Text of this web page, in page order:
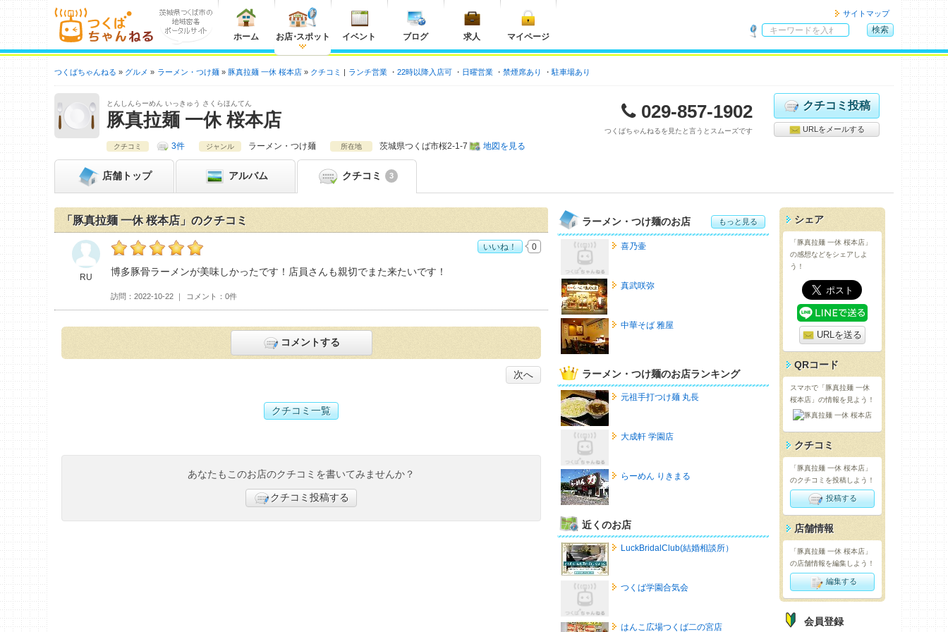
ホーム お店・スポット イベント ブログ 求人 マイページ
サイトマップ
内
索
検索
つくばちゃんねる グルメ ラーメン・つけ麺 豚真拉麺 一休 桜本店 クチコミ ランチ営業 22時以降入店可 日曜営業 禁煙席あり 駐車場あり
とんしんらーめん いっきゅう さくらほんてん
豚真拉麺 一休 桜本店 029-857-1902
つくばちゃんねるを見たと言うとスムーズです
クチコミ投稿
URLをメールする
クチコミ 3件 ジャンル ラーメン・つけ麺 所在地 茨城県つくば市桜2-1-7 地図を見る
店舗 トップ アルバム クチコミ 3
「豚真拉麺 一休 桜本店」のクチコミ
RUの豚真拉麺 一休 桜本店おすすめ度： 5
博多豚骨ラーメンが美味しかったです！店員さんも親切でまた来たいです！
訪問 2022-10-22 コメント 0件
RU
いいね！ 0
コメントする
次へ
クチコミ一覧
あなたもこのお店のクチコミを書いてみませんか？
クチコミ投稿する
ラーメン・つけ麺のお店 もっと見る
喜乃壷
真武咲弥
中華そば 雅屋
ラーメン・つけ麺のお店ランキング
元祖手打つけ麺 丸長
大成軒 学園店
らーめん りきまる
近くのお店
LuckBridalClub(結婚相談所）
つくば学園合気会
はんこ広場つくば二の宮店
シェア
「豚真拉麺 一休 桜本店」
の感想などをシェアしよ
う！
URLを送る
QRコード
スマホで「豚真拉麺 一休
桜本店」の情報を見よう！
クチコミ
「豚真拉麺 一休 桜本店」
のクチコミを投稿しよう！
投稿する
店舗情報
「豚真拉麺 一休 桜本店」
の店舗情報を編集しよう！
編集する
会員登録